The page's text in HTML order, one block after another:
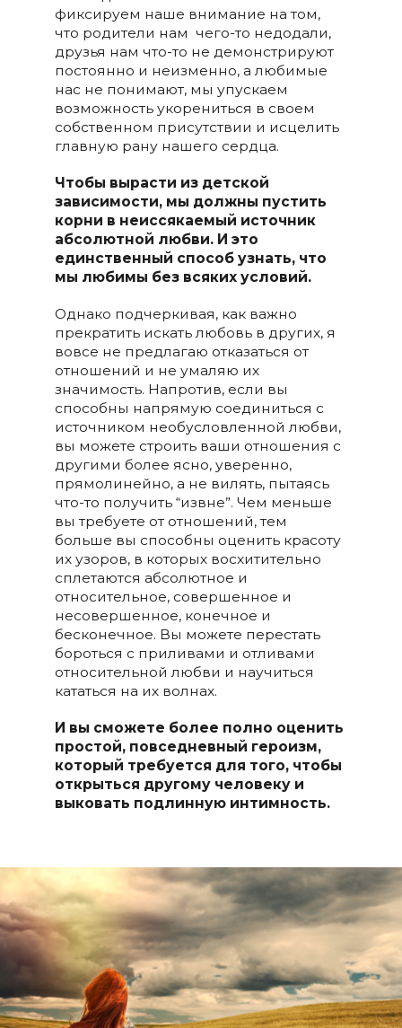
фиксируем наше внимание на том,
что родители нам чего-то недодали,
друзья нам что-то не демонстрируют
постоянно и неизменно, а любимые
нас не понимают, мы упускаем
возможность укорениться в своем
собственном присутствии и исцелить
главную рану нашего сердца.
Чтобы вырасти из детской
зависимости, мы должны пустить
корни в неиссякаемый источник
абсолютной любви. И это
единственный способ узнать, что
мы любимы без всяких условий.
Однако подчеркивая, как важно
прекратить искать любовь в других, я
вовсе не предлагаю отказаться от
отношений и не умаляю их
значимость. Напротив, если вы
способны напрямую соединиться с
источником необусловленной любви,
вы можете строить ваши отношения с
другими более ясно, уверенно,
прямолинейно, а не вилять, пытаясь
что-то получить “извне”. Чем меньше
вы требуете от отношений, тем
больше вы способны оценить красоту
их узоров, в которых восхитительно
сплетаются абсолютное и
относительное, совершенное и
несовершенное, конечное и
бесконечное. Вы можете перестать
бороться с приливами и отливами
относительной любви и научиться
кататься на их волнах.
И вы сможете более полно оценить
простой, повседневный героизм,
который требуется для того, чтобы
открыться другому человеку и
выковать подлинную интимность.